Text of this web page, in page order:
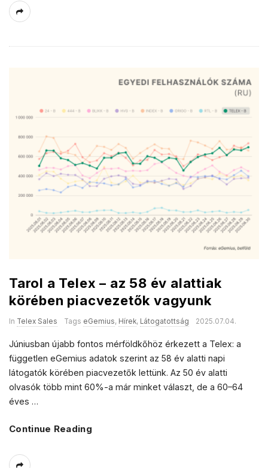
Tarol a Telex – az 58 év alattiak
körében piacvezetők vagyunk
In Telex Sales Tags eGemius, Hírek, Látogatottság 2025.07.04.
Júniusban újabb fontos mérföldkőhöz érkezett a Telex: a
független eGemius adatok szerint az 58 év alatti napi
látogatók körében piacvezetők lettünk. Az 50 év alatti
olvasók több mint 60%-a már minket választ, de a 60–64
éves …
Continue Reading